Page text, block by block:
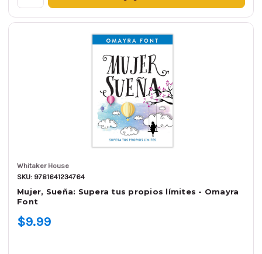
Whitaker House
SKU: 9781641234764
Mujer, Sueña: Supera tus propios límites - Omayra
Font
$9.99